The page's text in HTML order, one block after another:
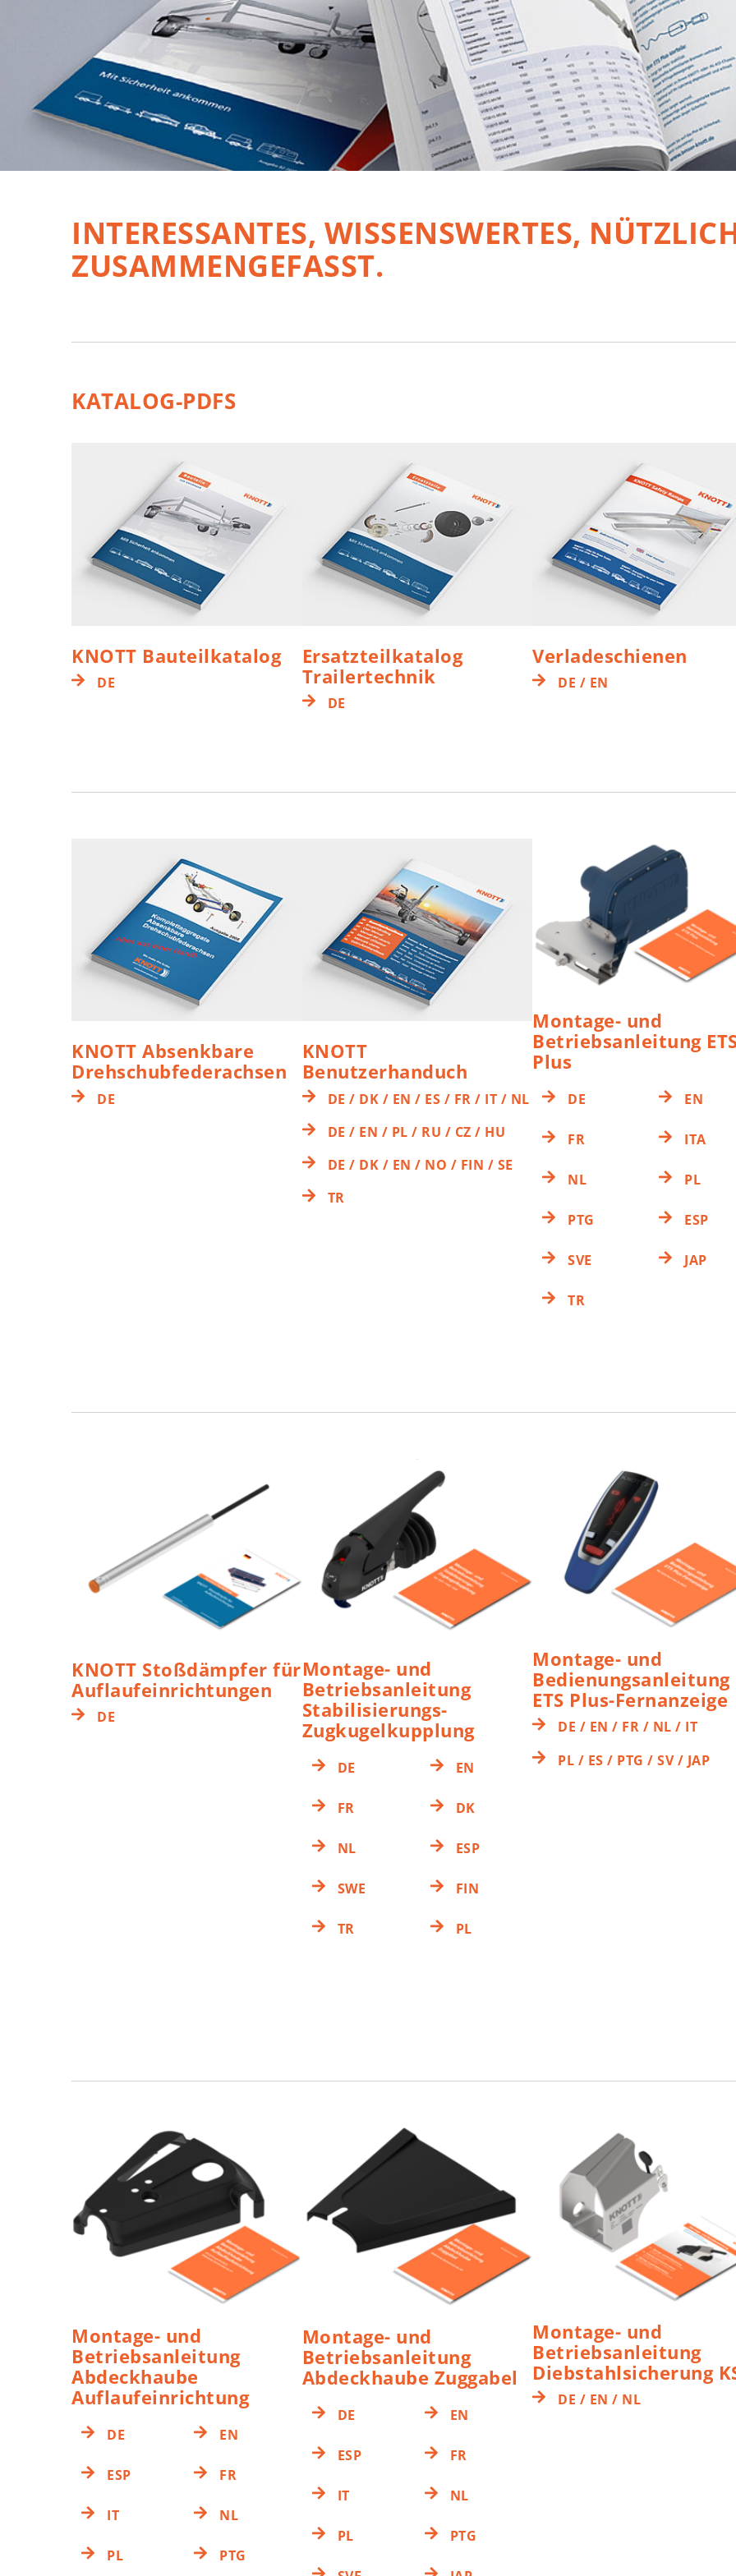
INTERESSANTES, WISSENSWERTES,
ZUSAMMENGEFASST.
KATALOG-PDFS
KNOTT Bauteilkatalog
DE
Ersatzteilkatalog
Trailertechnik
DE
Verladeschienen
DE / EN
KNOTT Absenkbare
Drehschubfederachsen
DE
KNOTT
Benutzerhanduch
DE / DK / EN / ES / FR / IT / NL
DE / EN / PL / RU / CZ / HU
DE / DK / EN / NO / FIN / SE
TR
Montage- und
Betriebsanleitung
Plus
DE EN
FR ITA
NL PL
PTG ESP
SVE JAP
TR
KNOTT Stoßdämpfer für
Auflaufeinrichtungen
DE
Montage- und
Betriebsanleitung
Stabilisierungs-
Zugkugelkupplung
DE EN
FR DK
NL ESP
SWE FIN
TR PL
Montage- und
Bedienungsanleitung
ETS Plus-Fernanzeige
DE / EN / FR / NL / IT
PL / ES / PTG / SV / JAP
Montage- und
Betriebsanleitung
Abdeckhaube
Auflaufeinrichtung
DE EN
ESP FR
IT NL
PL PTG
Montage- und
Betriebsanleitung
Abdeckhaube Zuggabel
DE EN
ESP FR
IT NL
PL PTG
Montage- und
Betriebsanleitung
Diebstahlsicherung
DE / EN / NL